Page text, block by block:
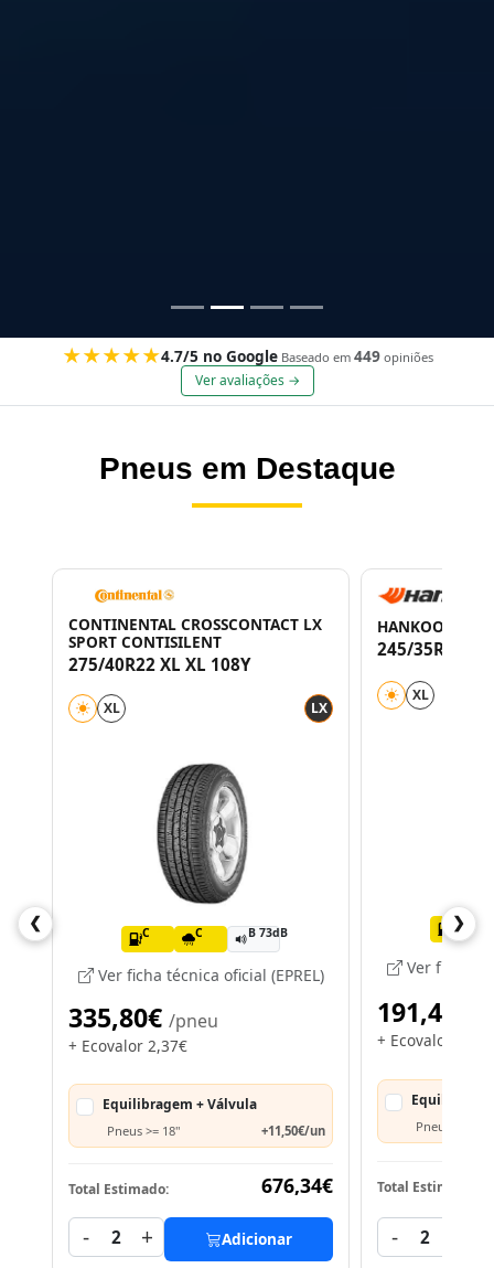
★★★★★4.7/5 no Google Baseado em 449opiniões
Ver avaliações →
Pneus em Destaque
❮
CONTINENTAL CROSSCONTACT LX
SPORT CONTISILENT
275/40R22 XL XL 108Y
XL LX
C C B 73dB
Ver ficha técnica oficial (EPREL)
335,80€ /pneu
+ Ecovalor 2,37€
Equilibragem + Válvula
Pneus >= 18" +11,50€/un
Total Estimado: 676,34€
- 2 + Adicionar
HANKOOK
245/35R20
XL
C
Ver ficha
191,40€
+ Ecovalor
Pneus >= 18"
Total Estimado:
- 2
❯